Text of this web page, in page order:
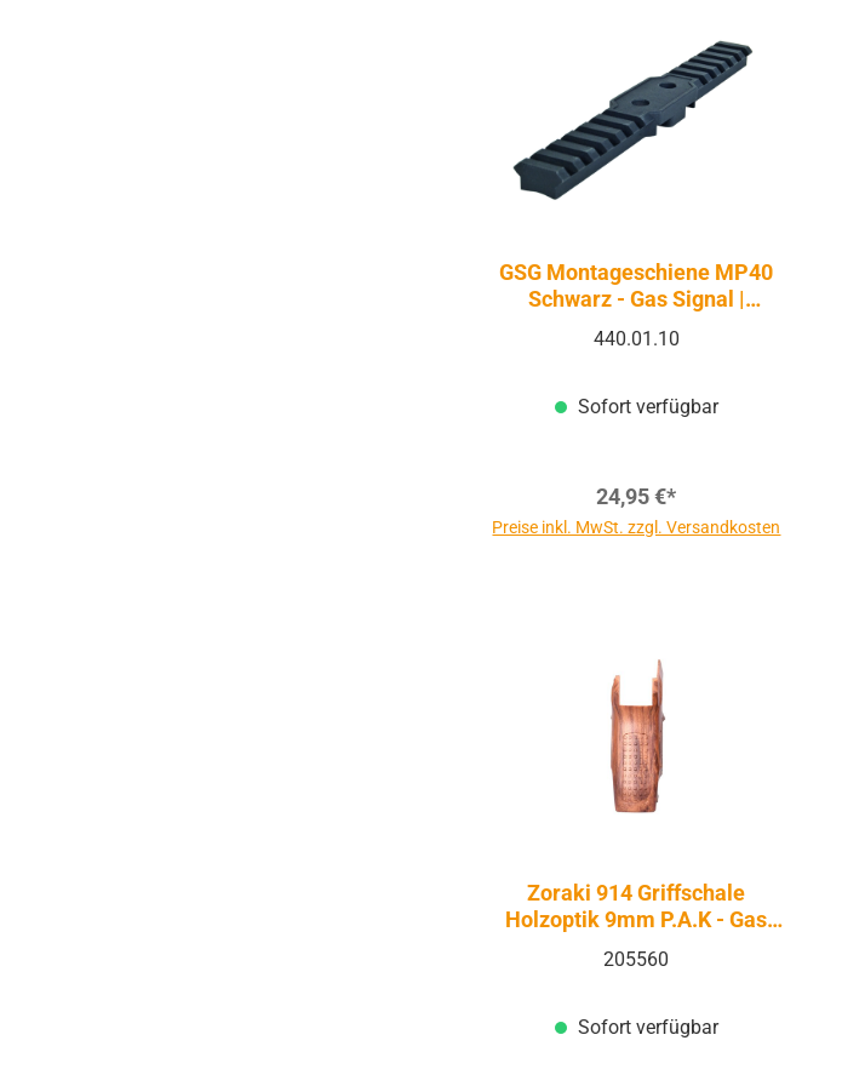
GSG Montageschiene MP40
Schwarz - Gas Signal |
Firerams
440.01.10
Sofort verfügbar
24,95 €*
Preise inkl. MwSt. zzgl. Versandkosten
Zoraki 914 Griffschale
Holzoptik 9mm P.A.K - Gas
Signal
205560
Sofort verfügbar